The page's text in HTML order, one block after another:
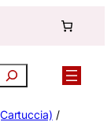
Ricerca
/